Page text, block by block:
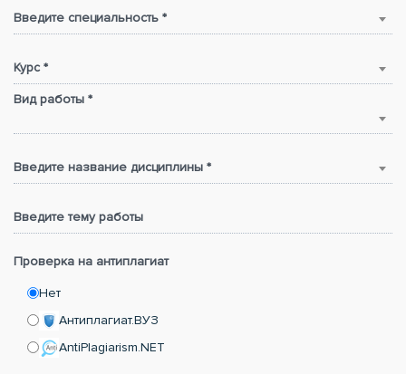
Введите специальность *
Курс *
Вид работы *
Введите название дисциплины *
Введите тему работы
Проверка на антиплагиат
Нет
Антиплагиат.ВУЗ
AntiPlagiarism.NET